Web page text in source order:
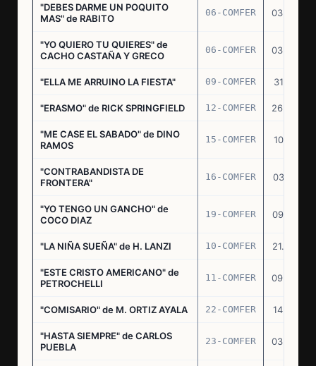
"DEBES DARME UN POQUITO
MAS" de RABITO
06-COMFER 03.05.74
"YO QUIERO TU QUIERES" de
CACHO CASTAÑA Y GRECO
06-COMFER 03.05.74
"ELLA ME ARRUINO LA FIESTA" 09-COMFER 31.07.74
"ERASMO" de RICK SPRINGFIELD 12-COMFER 26.09.74
"ME CASE EL SABADO" de DINO
RAMOS
15-COMFER 10.10.74
"CONTRABANDISTA DE
FRONTERA"
16-COMFER 03.12.74
"YO TENGO UN GANCHO" de
COCO DIAZ
19-COMFER 09.01.75
"LA NIÑA SUEÑA" de H. LANZI 10-COMFER 21.03.75
"ESTE CRISTO AMERICANO" de
PETROCHELLI
11-COMFER 09.04.75
"COMISARIO" de M. ORTIZ AYALA 22-COMFER 14.07.75
"HASTA SIEMPRE" de CARLOS
PUEBLA
23-COMFER 03.09.75